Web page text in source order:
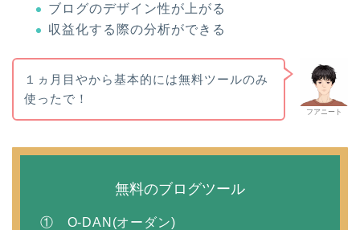
ブログのデザイン性が上がる
収益化する際の分析ができる
フアニート
１ヵ月目やから基本的には無料ツールのみ
使ったで！
無料のブログツール
① O-DAN(オーダン)